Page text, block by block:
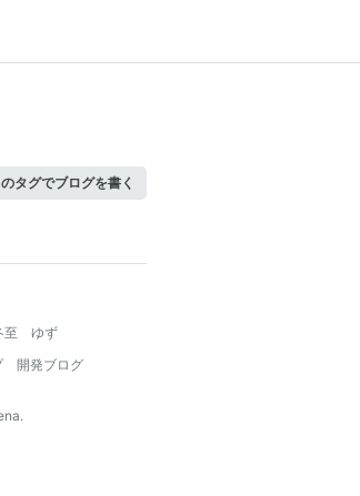
タグでブログを書く
至 ゆず
開発ブログ